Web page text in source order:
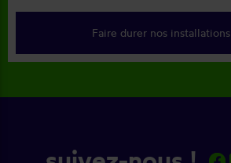
Faire durer nos installations